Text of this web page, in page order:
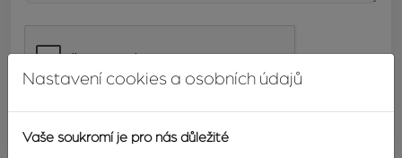
ODESLAT
Nastavení cookies a osobních údajů
Vaše soukromí je pro nás důležité